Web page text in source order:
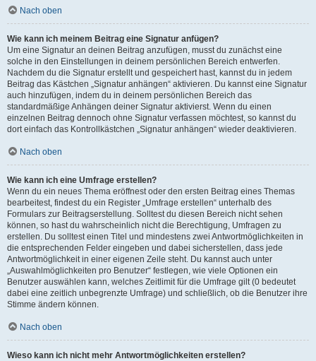
Nach oben
Wie kann ich meinem Beitrag eine Signatur anfügen?
Um eine Signatur an deinen Beitrag anzufügen, musst du zunächst eine
solche in den Einstellungen in deinem persönlichen Bereich entwerfen.
Nachdem du die Signatur erstellt und gespeichert hast, kannst du in jedem
Beitrag das Kästchen „Signatur anhängen“ aktivieren. Du kannst eine Signatur
auch hinzufügen, indem du in deinem persönlichen Bereich das
standardmäßige Anhängen deiner Signatur aktivierst. Wenn du einen
einzelnen Beitrag dennoch ohne Signatur verfassen möchtest, so kannst du
dort einfach das Kontrollkästchen „Signatur anhängen“ wieder deaktivieren.
Nach oben
Wie kann ich eine Umfrage erstellen?
Wenn du ein neues Thema eröffnest oder den ersten Beitrag eines Themas
bearbeitest, findest du ein Register „Umfrage erstellen“ unterhalb des
Formulars zur Beitragserstellung. Solltest du diesen Bereich nicht sehen
können, so hast du wahrscheinlich nicht die Berechtigung, Umfragen zu
erstellen. Du solltest einen Titel und mindestens zwei Antwortmöglichkeiten in
die entsprechenden Felder eingeben und dabei sicherstellen, dass jede
Antwortmöglichkeit in einer eigenen Zeile steht. Du kannst auch unter
„Auswahlmöglichkeiten pro Benutzer“ festlegen, wie viele Optionen ein
Benutzer auswählen kann, welches Zeitlimit für die Umfrage gilt (0 bedeutet
dabei eine zeitlich unbegrenzte Umfrage) und schließlich, ob die Benutzer ihre
Stimme ändern können.
Nach oben
Wieso kann ich nicht mehr Antwortmöglichkeiten erstellen?